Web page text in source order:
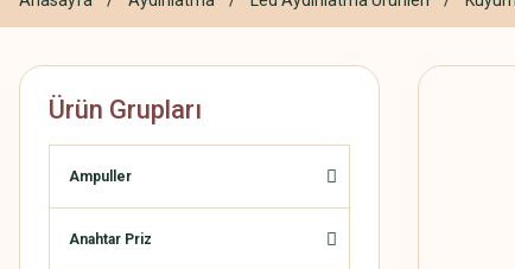
Ürün Grupları
Ampuller
Anahtar Priz